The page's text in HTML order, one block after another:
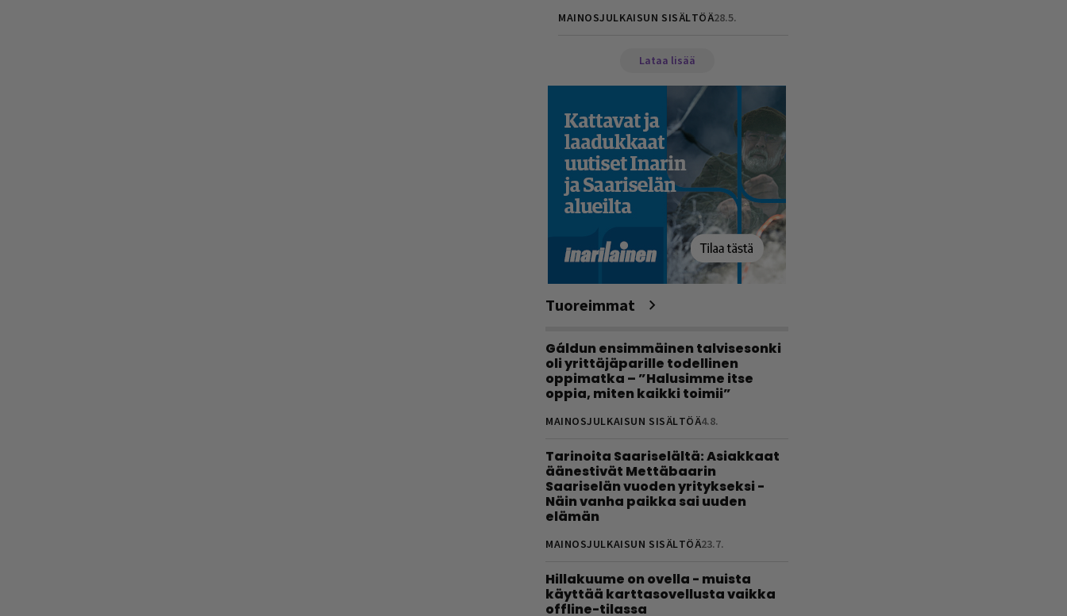
MAINOSJULKAISUN SISÄLTÖÄ28.5.
Lataa lisää
Tuoreimmat
Gáldun ensimmäinen talvisesonki
oli yrittäjäparille todellinen
oppimatka – ”Halusimme itse
oppia, miten kaikki toimii”
MAINOSJULKAISUN SISÄLTÖÄ4.8.
Tarinoita Saariselältä: Asiakkaat
äänestivät Mettäbaarin
Saariselän vuoden yritykseksi -
Näin vanha paikka sai uuden
elämän
MAINOSJULKAISUN SISÄLTÖÄ23.7.
Hillakuume on ovella - muista
käyttää karttasovellusta vaikka
offline-tilassa